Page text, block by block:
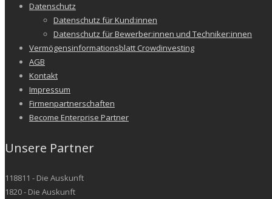
Datenschutz
Datenschutz für Kund:innen
Datenschutz für Bewerber:innen und Techniker:innen
Vermögensinformationsblatt Crowdinvesting
AGB
Kontakt
Impressum
Firmenpartnerschaften
Become Enterprise Partner
Unsere Partner
118811 - Die Auskunft
1820 - Die Auskunft